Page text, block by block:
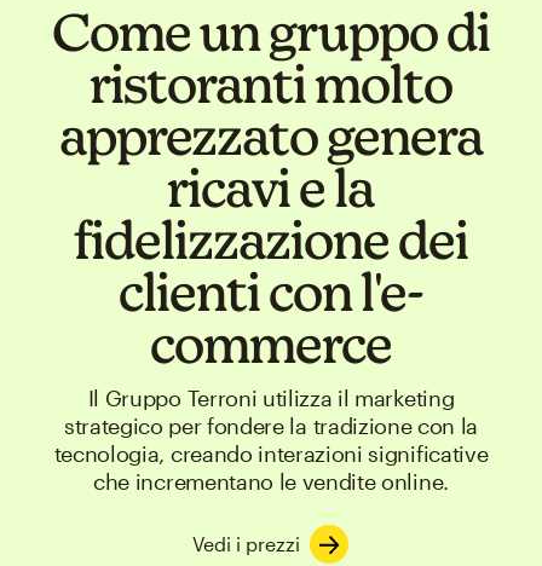
Come un gruppo di
ristoranti molto
apprezzato genera
ricavi e la
fidelizzazione dei
clienti con l'e-
commerce
Il Gruppo Terroni utilizza il marketing
strategico per fondere la tradizione con la
tecnologia, creando interazioni significative
che incrementano le vendite online.
Vedi i prezzi